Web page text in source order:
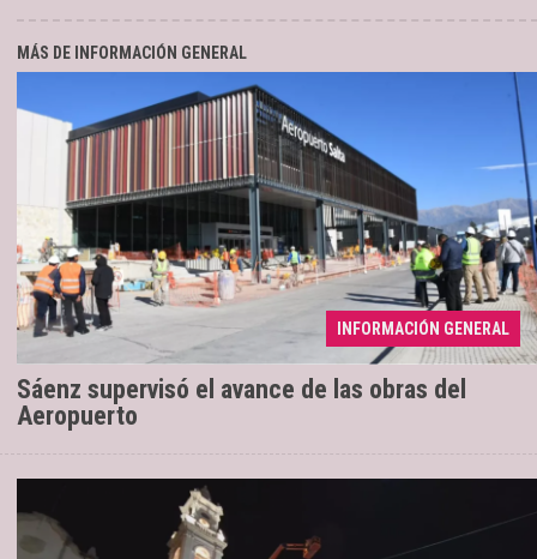
MÁS DE INFORMACIÓN GENERAL
INFORMACIÓN GENERAL
Sáenz supervisó el avance de las obras del
Aeropuerto
04/08/2026 Los trabajos registran un 70% de avance